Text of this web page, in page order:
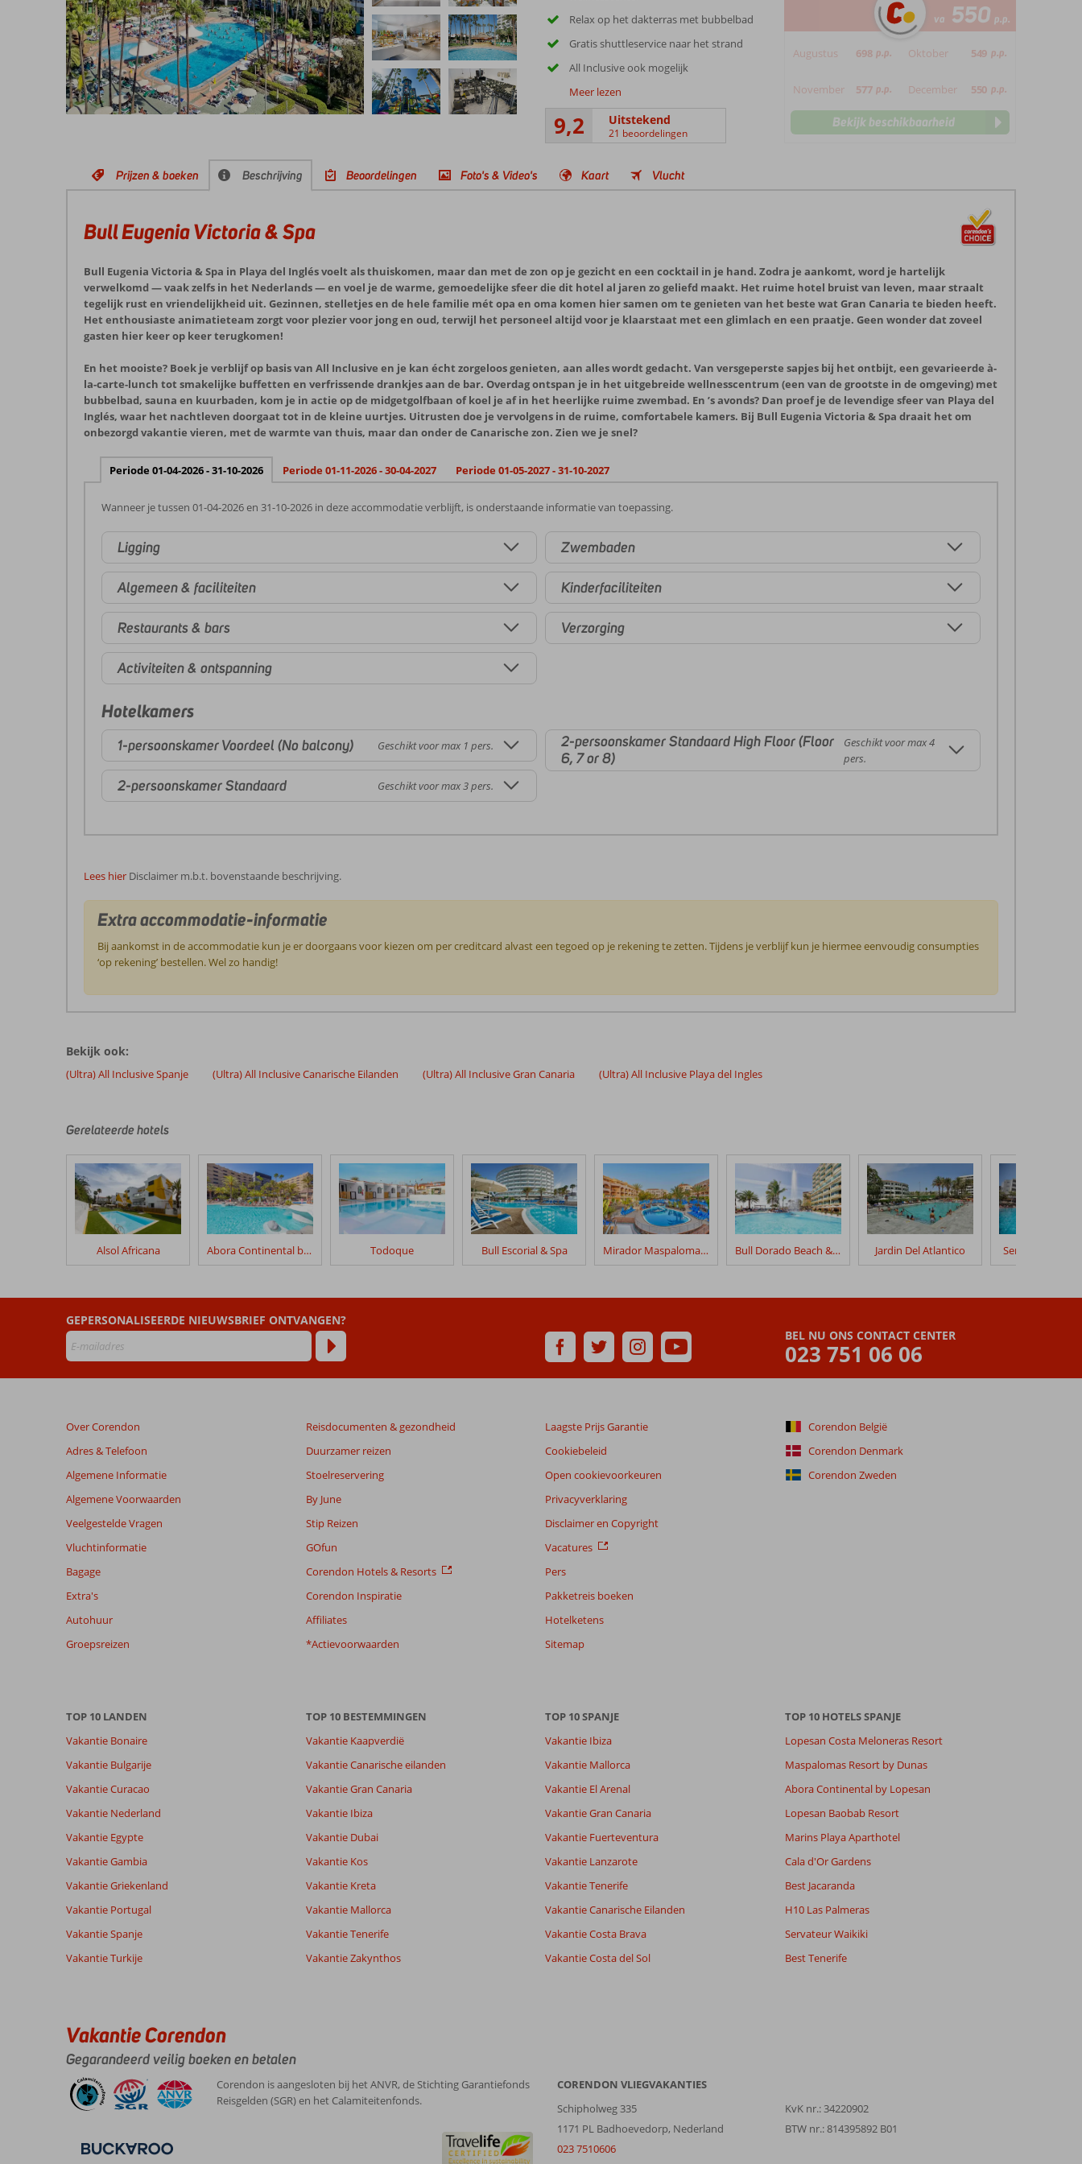
Relax op het dakterras met bubbelbad
Gratis shuttleservice naar het strand
All Inclusive ook mogelijk
Meer lezen
9,2 Uitstekend
21 beoordelingen
va 550 p.p.
Augustus 698 p.p. Oktober 549 p.p.
November 577 p.p. December 550 p.p.
Bekijk beschikbaarheid
Prijzen & boeken Beschrijving Beoordelingen Foto's & Video's Kaart Vlucht
Bull Eugenia Victoria & Spa
Bull Eugenia Victoria & Spa in Playa del Inglés voelt als thuiskomen, maar dan met de zon op je gezicht en een cocktail in je hand. Zodra je aankomt, word je hartelijk
verwelkomd — vaak zelfs in het Nederlands — en voel je de warme, gemoedelijke sfeer die dit hotel al jaren zo geliefd maakt. Het ruime hotel bruist van leven, maar straalt
tegelijk rust en vriendelijkheid uit. Gezinnen, stelletjes en de hele familie mét opa en oma komen hier samen om te genieten van het beste wat Gran Canaria te bieden heeft.
Het enthousiaste animatieteam zorgt voor plezier voor jong en oud, terwijl het personeel altijd voor je klaarstaat met een glimlach en een praatje. Geen wonder dat zoveel
gasten hier keer op keer terugkomen!
En het mooiste? Boek je verblijf op basis van All Inclusive en je kan écht zorgeloos genieten, aan alles wordt gedacht. Van versgeperste sapjes bij het ontbijt, een gevarieerde à-
la-carte-lunch tot smakelijke buffetten en verfrissende drankjes aan de bar. Overdag ontspan je in het uitgebreide wellnesscentrum (een van de grootste in de omgeving) met
bubbelbad, sauna en kuurbaden, kom je in actie op de midgetgolfbaan of koel je af in het heerlijke ruime zwembad. En ’s avonds? Dan proef je de levendige sfeer van Playa del
Inglés, waar het nachtleven doorgaat tot in de kleine uurtjes. Uitrusten doe je vervolgens in de ruime, comfortabele kamers. Bij Bull Eugenia Victoria & Spa draait het om
onbezorgd vakantie vieren, met de warmte van thuis, maar dan onder de Canarische zon. Zien we je snel?
Periode 01-04-2026 - 31-10-2026 Periode 01-11-2026 - 30-04-2027 Periode 01-05-2027 - 31-10-2027
Wanneer je tussen 01-04-2026 en 31-10-2026 in deze accommodatie verblijft, is onderstaande informatie van toepassing.
Ligging
Algemeen & faciliteiten
Restaurants & bars
Activiteiten & ontspanning
Zwembaden
Kinderfaciliteiten
Verzorging
Hotelkamers
1-persoonskamer Voordeel (No balcony) Geschikt voor max 1 pers.
2-persoonskamer Standaard Geschikt voor max 3 pers.
2-persoonskamer Standaard High Floor (Floor
6, 7 or 8)
Geschikt voor max 4
pers.
Lees hier Disclaimer m.b.t. bovenstaande beschrijving.
Extra accommodatie-informatie
Bij aankomst in de accommodatie kun je er doorgaans voor kiezen om per creditcard alvast een tegoed op je rekening te zetten. Tijdens je verblijf kun je hiermee eenvoudig consumpties
‘op rekening’ bestellen. Wel zo handig!
door
onze
klanten
hun
in
Bull
Eugenia
Victoria
&
Spa
die
ouder
zijn
dan
48
maanden
meer
weergegeven
de
relevantie
de
getoonde
over
Totale score
Gebaseerd op:
beoordelingen
9,2
Uitstekend
Kamers
9,2
Kindvriendelijk 8,6
Wifi kwaliteit
Ervaringen
klanten
Filter reisgezelschap
Sorteren op
7,0
Jeroen
22 juli 2026
Over
del
vaak
zelfde
mag
echt
meer
Algemene indruk
Kindvriendelijk 6
Wifi kwaliteit
10
Bekijk ook:
(Ultra) All Inclusive Spanje (Ultra) All Inclusive Canarische Eilanden (Ultra) All Inclusive Gran Canaria (Ultra) All Inclusive Playa del Ingles
Gerelateerde hotels
Alsol Africana Abora Continental by Lopesan Hotels Todoque Bull Escorial & Spa Mirador Maspalomas by Dunas Bull Dorado Beach & Spa Jardin Del Atlantico Servatur Don
BEL NU ONS CONTACT CENTER
023 751 06 06
GEPERSONALISEERDE NIEUWSBRIEF ONTVANGEN?
Over Corendon
Adres & Telefoon
Algemene Informatie
Algemene Voorwaarden
Veelgestelde Vragen
Vluchtinformatie
Bagage
Extra's
Autohuur
Groepsreizen
Reisdocumenten & gezondheid
Duurzamer reizen
Stoelreservering
By June
Stip Reizen
GOfun
Corendon Hotels & Resorts
Corendon Inspiratie
Affiliates
*Actievoorwaarden
Laagste Prijs Garantie
Cookiebeleid
Open cookievoorkeuren
Privacyverklaring
Disclaimer en Copyright
Vacatures
Pers
Pakketreis boeken
Hotelketens
Sitemap
Corendon België
Corendon Denmark
Corendon Zweden
TOP 10 LANDEN
Vakantie Bonaire
Vakantie Bulgarije
Vakantie Curacao
Vakantie Nederland
Vakantie Egypte
Vakantie Gambia
Vakantie Griekenland
Vakantie Portugal
Vakantie Spanje
Vakantie Turkije
TOP 10 BESTEMMINGEN
Vakantie Kaapverdië
Vakantie Canarische eilanden
Vakantie Gran Canaria
Vakantie Ibiza
Vakantie Dubai
Vakantie Kos
Vakantie Kreta
Vakantie Mallorca
Vakantie Tenerife
Vakantie Zakynthos
TOP 10 SPANJE
Vakantie Ibiza
Vakantie Mallorca
Vakantie El Arenal
Vakantie Gran Canaria
Vakantie Fuerteventura
Vakantie Lanzarote
Vakantie Tenerife
Vakantie Canarische Eilanden
Vakantie Costa Brava
Vakantie Costa del Sol
TOP 10 HOTELS SPANJE
Lopesan Costa Meloneras Resort
Maspalomas Resort by Dunas
Abora Continental by Lopesan
Lopesan Baobab Resort
Marins Playa Aparthotel
Cala d'Or Gardens
Best Jacaranda
H10 Las Palmeras
Servateur Waikiki
Best Tenerife
Vakantie Corendon
Gegarandeerd veilig boeken en betalen
Corendon is aangesloten bij het ANVR, de Stichting Garantiefonds
Reisgelden (SGR) en het Calamiteitenfonds.
CORENDON VLIEGVAKANTIES
Schipholweg 335
1171 PL Badhoevedorp, Nederland
023 7510606
KvK nr.: 34220902
BTW nr.: 814395892 B01